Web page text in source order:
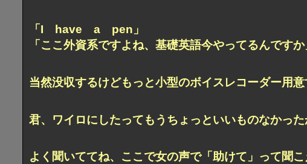
「I have a pen」
「ここ外資系ですよね、基礎英語今やってるんです
当然没収するけどもっと小型のボイスレコーダー用
君、ワイロにしたってもうちょっといいものなかっ
よく聞いててね、ここで女の声で「助けて」って聞